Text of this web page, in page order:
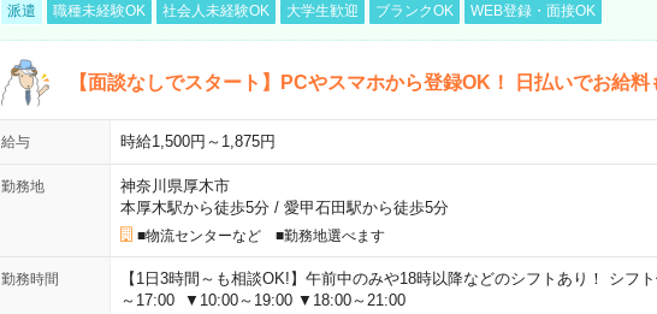
派遣 職種未経験OK 社会人未経験OK 大学生歓迎 ブランクOK WEB登録・面接OK
【面談なしでスタート】PCやスマホから登録OK！ 日払いでお給料
給与 時給1,500円～1,875円
勤務地
神奈川県厚木市
本厚木駅から徒歩5分/ 愛甲石田駅から徒歩5分
■物流センターなど ■勤務地選べます
勤務時間
【1日3時間～も相談OK!】午前中のみや18時以降などのシフトあり！ シ
～17:00 ▼10:00～19:00 ▼18:00～21:00